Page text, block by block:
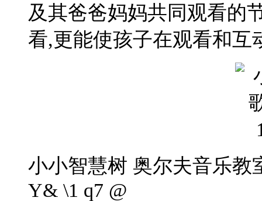
恭喜
恭喜
恭喜
恭喜
恭喜
恭喜
及其爸爸妈妈共同观看的
看,更能使孩子在观看和互
小小智慧树 奥尔夫音乐教
Y& \1 q7 @